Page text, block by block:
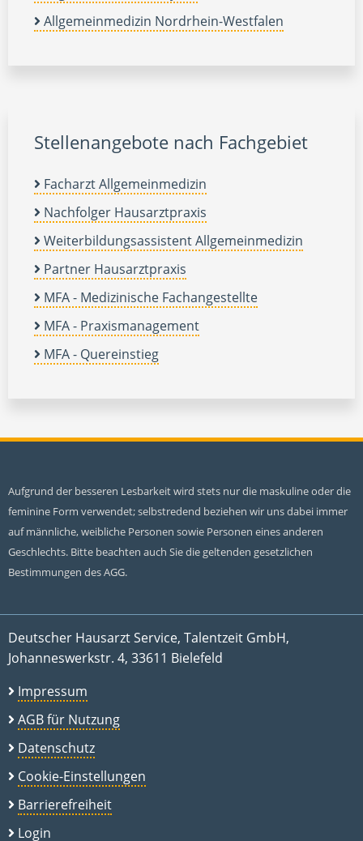
Allgemeinmedizin Nordrhein-Westfalen
Stellenangebote nach Fachgebiet
Facharzt Allgemeinmedizin
Nachfolger Hausarztpraxis
Weiterbildungsassistent Allgemeinmedizin
Partner Hausarztpraxis
MFA - Medizinische Fachangestellte
MFA - Praxismanagement
MFA - Quereinstieg
Aufgrund der besseren Lesbarkeit wird stets nur die maskuline oder die
feminine Form verwendet; selbstredend beziehen wir uns dabei immer
auf männliche, weibliche Personen sowie Personen eines anderen
Geschlechts. Bitte beachten auch Sie die geltenden gesetzlichen
Bestimmungen des AGG.
Deutscher Hausarzt Service, Talentzeit GmbH,
Johanneswerkstr. 4, 33611 Bielefeld
Impressum
AGB für Nutzung
Datenschutz
Cookie-Einstellungen
Barrierefreiheit
Login